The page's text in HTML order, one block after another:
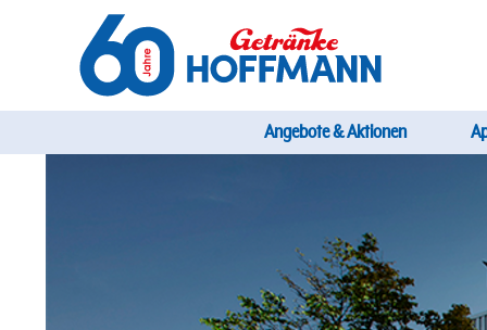
Startseite Getränke Hoffmann
Angebote & Aktionen